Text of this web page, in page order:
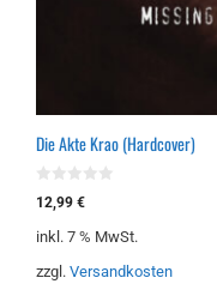
Die Akte Krao (Hardcover)
0
v
n
12,99 €
inkl. 7 % MwSt.
zzgl. Versandkosten